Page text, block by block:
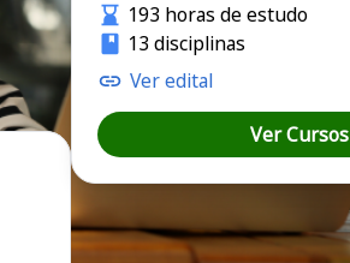
193 horas de estudo
13 disciplinas
Ver edital
Ver Cursos